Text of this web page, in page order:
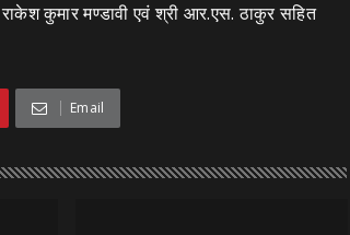
राकेश कुमार मण्डावी एवं श्री आर.एस. ठाकुर सहित
Email